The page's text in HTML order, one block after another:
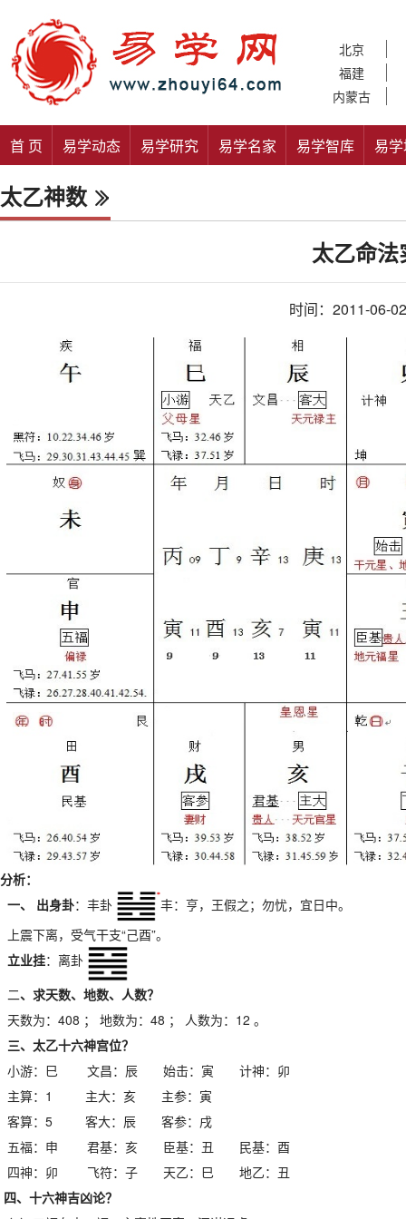
北京
福建
内蒙古
首 页 易学动态 易学研究 易学名家 易学智库 易
太乙神数
太乙命
时间：2011-06-02
分析：
一、 出身卦：丰卦
丰：亨，王假之；勿忧，宜日中。
上震下离，受气干支“己酉”。
立业挂：离卦
二、求天数、地数、人数？
天数为：408 ； 地数为：48 ； 人数为：12 。
三、太乙十六神宫位？
小游：巳 文昌：辰 始击：寅 计神：卯
主算：1 主大：亥 主参：寅
客算：5 客大：辰 客参：戌
五福：申 君基：亥 臣基：丑 民基：酉
四神：卯 飞符：子 天乙：巳 地乙：丑
四、十六神吉凶论？